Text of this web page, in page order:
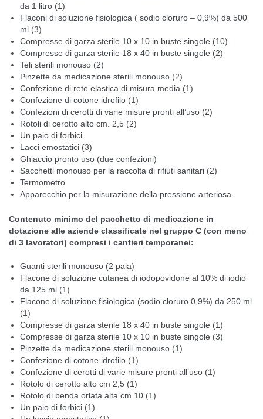
da 1 litro (1)
Flaconi di soluzione fisiologica ( sodio cloruro – 0,9%) da 500
ml (3)
Compresse di garza sterile 10 x 10 in buste singole (10)
Compresse di garza sterile 18 x 40 in buste singole (2)
Teli sterili monouso (2)
Pinzette da medicazione sterili monouso (2)
Confezione di rete elastica di misura media (1)
Confezione di cotone idrofilo (1)
Confezioni di cerotti di varie misure pronti all’uso (2)
Rotoli di cerotto alto cm. 2,5 (2)
Un paio di forbici
Lacci emostatici (3)
Ghiaccio pronto uso (due confezioni)
Sacchetti monouso per la raccolta di rifiuti sanitari (2)
Termometro
Apparecchio per la misurazione della pressione arteriosa.
Contenuto minimo del pacchetto di medicazione in
dotazione alle aziende classificate nel gruppo C (con meno
di 3 lavoratori) compresi i cantieri temporanei:
Guanti sterili monouso (2 paia)
Flacone di soluzione cutanea di iodopovidone al 10% di iodio
da 125 ml (1)
Flacone di soluzione fisiologica (sodio cloruro 0,9%) da 250 ml
(1)
Compresse di garza sterile 18 x 40 in buste singole (1)
Compresse di garza sterile 10 x 10 in buste singole (3)
Pinzette da medicazione sterili monouso (1)
Confezione di cotone idrofilo (1)
Confezione di cerotti di varie misure pronti all’uso (1)
Rotolo di cerotto alto cm 2,5 (1)
Rotolo di benda orlata alta cm 10 (1)
Un paio di forbici (1)